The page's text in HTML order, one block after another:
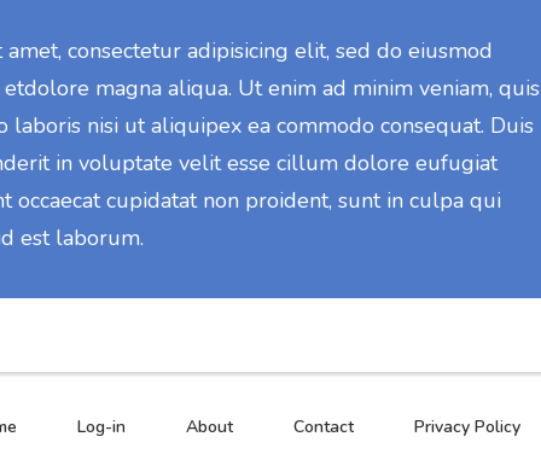
consectetur adipisicing elit, sed do eiusmod
magna aliqua. Ut enim ad minim veniam, quis
nisi ut aliquipex ea commodo consequat. Duis
in voluptate velit esse cillum dolore eufugiat
occaecat cupidatat non proident, sunt in culpa qui
est laborum.
Log-in About Contact Privacy Policy